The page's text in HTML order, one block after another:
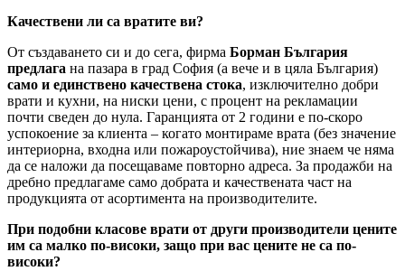
Качествени ли са вратите ви?
От създаването си и до сега, фирма Борман България
предлага на пазара в град София (а вече и в цяла България)
само и единствено качествена стока, изключително добри
врати и кухни, на ниски цени, с процент на рекламации
почти сведен до нула. Гаранцията от 2 години е по-скоро
успокоение за клиента – когато монтираме врата (без значение
интериорна, входна или пожароустойчива), ние знаем че няма
да се наложи да посещаваме повторно адреса. За продажби на
дребно предлагаме само добрата и качествената част на
продукцията от асортимента на производителите.
При подобни класове врати от други производители цените
им са малко по-високи, защо при вас цените не са по-
високи?